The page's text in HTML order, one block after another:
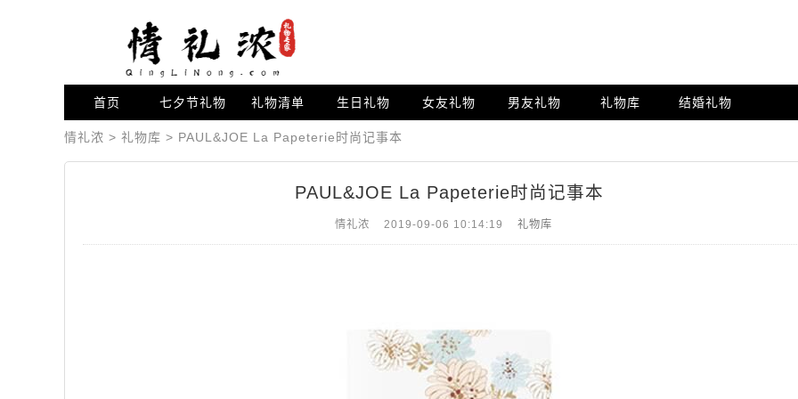
首页 七夕节礼物 礼物清单 生日礼物 女友礼物 男友礼物 礼物库 结婚礼物
情礼浓 > 礼物库 > PAUL&JOE La Papeterie时尚记事本
PAUL&JOE La Papeterie时尚记事本
情礼浓 2019-09-06 10:14:19 礼物库